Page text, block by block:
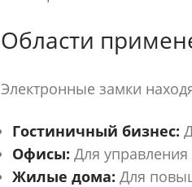
Области
Электронные замки
Гостиничный бизнес:
Офисы: Для
Жилые дома: Для